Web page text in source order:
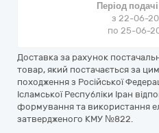
Період
з 22-06-
по 25-06-
Доставка за рахунок
товар, який постачається за
походження з Російської
Ісламської Республіки Іран
формування та використання
затвердженого КМУ №822.